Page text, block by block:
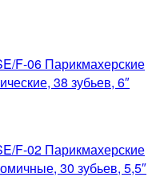
F-06 Парикмахерские
38 зубьев, 6″
F-02 Парикмахерские
30 зубьев, 5,5″